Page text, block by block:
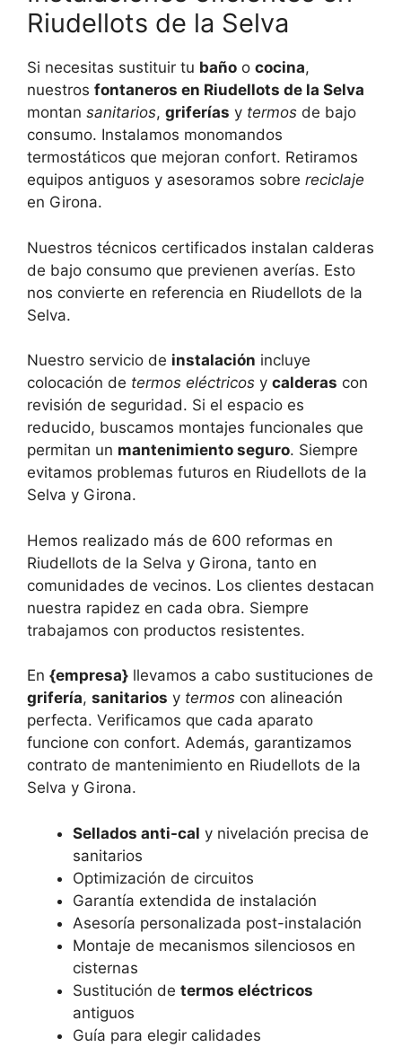
Riudellots de la Selva
Si necesitas sustituir tu baño o cocina,
nuestros fontaneros en Riudellots de la Selva
montan sanitarios, griferías y termos de bajo
consumo. Instalamos monomandos
termostáticos que mejoran confort. Retiramos
equipos antiguos y asesoramos sobre reciclaje
en Girona.
Nuestros técnicos certificados instalan calderas
de bajo consumo que previenen averías. Esto
nos convierte en referencia en Riudellots de la
Selva.
Nuestro servicio de instalación incluye
colocación de termos eléctricos y calderas con
revisión de seguridad. Si el espacio es
reducido, buscamos montajes funcionales que
permitan un mantenimiento seguro. Siempre
evitamos problemas futuros en Riudellots de la
Selva y Girona.
Hemos realizado más de 600 reformas en
Riudellots de la Selva y Girona, tanto en
comunidades de vecinos. Los clientes destacan
nuestra rapidez en cada obra. Siempre
trabajamos con productos resistentes.
En {empresa} llevamos a cabo sustituciones de
grifería, sanitarios y termos con alineación
perfecta. Verificamos que cada aparato
funcione con confort. Además, garantizamos
contrato de mantenimiento en Riudellots de la
Selva y Girona.
Sellados anti-cal y nivelación precisa de
sanitarios
Optimización de circuitos
Garantía extendida de instalación
Asesoría personalizada post-instalación
Montaje de mecanismos silenciosos en
cisternas
Sustitución de termos eléctricos
antiguos
Guía para elegir calidades